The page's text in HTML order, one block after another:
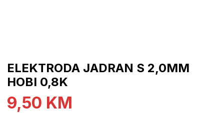
ELEKTRODA JADRAN S 2,0MM
HOBI 0,8K
9,50 KM